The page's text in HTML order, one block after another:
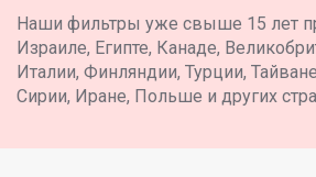
Наши фильтры уже свыше 15 лет
Израиле, Египте, Канаде,
Италии, Финляндии, Турции,
Сирии, Иране, Польше и других